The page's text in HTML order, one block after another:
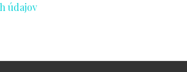
údajov